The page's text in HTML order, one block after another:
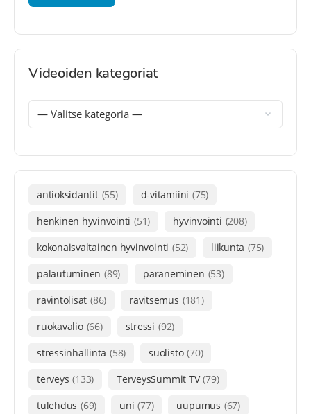
Videoiden kategoriat
antioksidantit (55) d-vitamiini (75)
henkinen hyvinvointi (51) hyvinvointi (208)
kokonaisvaltainen hyvinvointi (52) liikunta (75)
palautuminen (89) paraneminen (53)
ravintolisät (86) ravitsemus (181)
ruokavalio (66) stressi (92)
stressinhallinta (58) suolisto (70)
terveys (133) TerveysSummit TV (79)
tulehdus (69) uni (77) uupumus (67)